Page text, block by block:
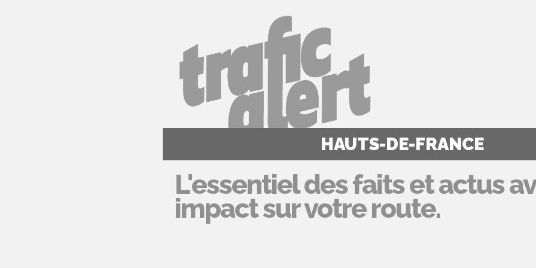
HAUTS-DE-FRANCE
L'essentiel des faits et actus
impact sur votre route.